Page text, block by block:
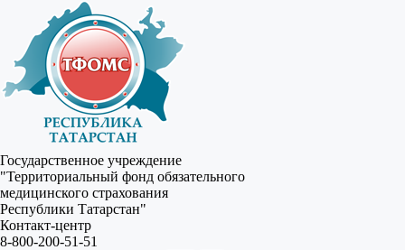
Государственное учреждение
"Территориальный фонд обязательного
медицинского страхования
Республики Татарстан"
Контакт-центр
8-800-200-51-51